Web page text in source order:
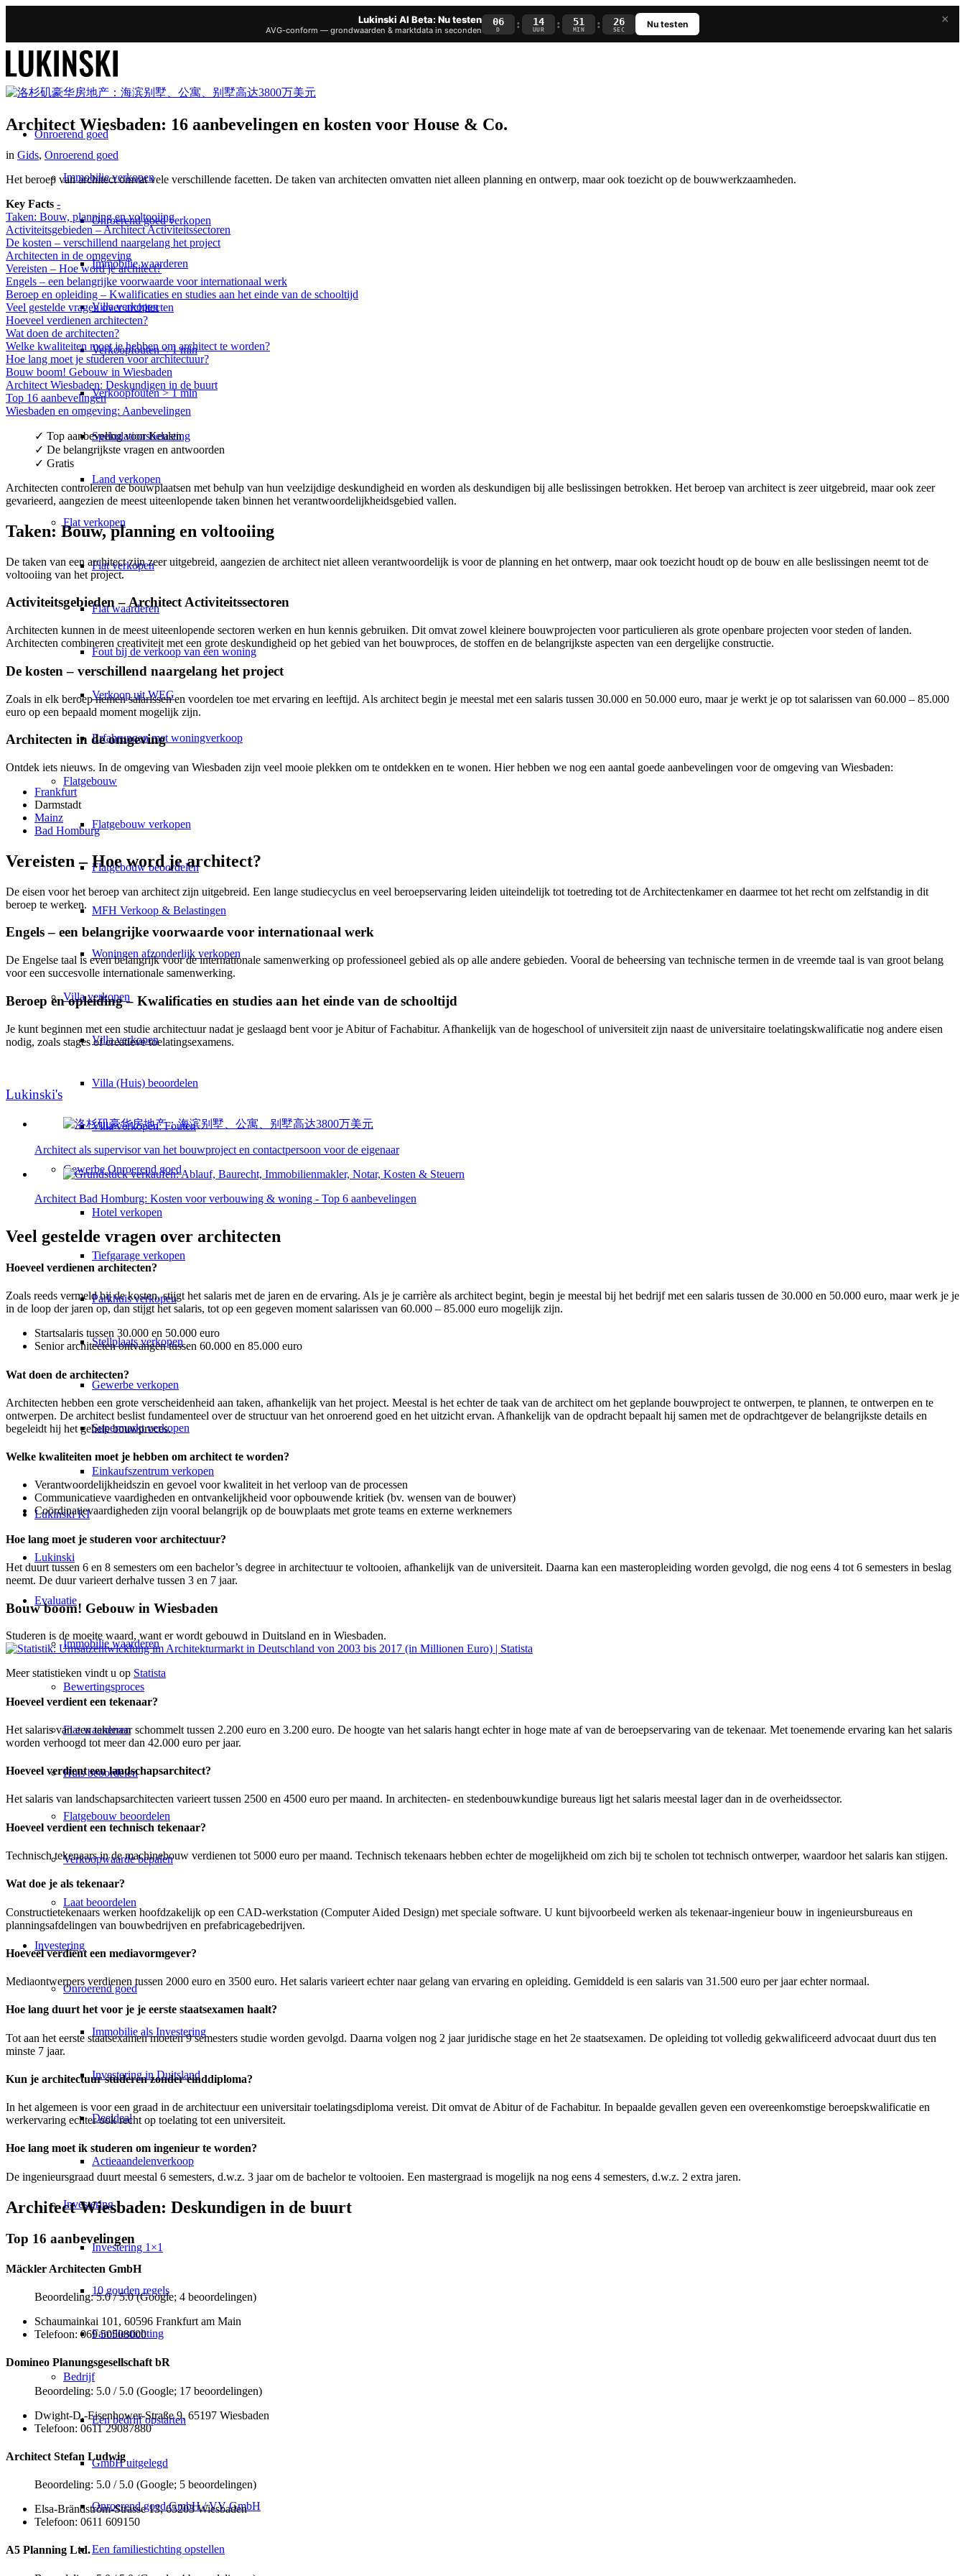
×
Lukinski AI Beta: Nu testen
AVG-conform — grondwaarden & marktdata in seconden
06
D : 14
UUR : 51
MIN : 25
SEC Nu testen
Onroerend goed
Immobilie verkopen
Onroerend goed verkopen
Immobilie waarderen
Villa verkopen
Verkoopfouten < 1 mln
Verkoopfouten > 1 mln
Spekulationsbelasting
Land verkopen
Flat verkopen
Flat verkopen
Flat waarderen
Fout bij de verkoop van een woning
Verkoop uit WEG
Erfahrungen met woningverkoop
Flatgebouw
Flatgebouw verkopen
Flatgebouw beoordelen
MFH Verkoop & Belastingen
Woningen afzonderlijk verkopen
Villaverkopen
Villa verkopen
Villa (Huis) beoordelen
Villa verkopen: Fouten
Gewerbe Onroerend goed
Hotel verkopen
Tiefgarage verkopen
Parkhuis verkopen
Stellplaats verkopen
Gewerbe verkopen
Supermarkt verkopen
Einkaufszentrum verkopen
Lukinski KI
Lukinski
Evaluatie
Immobilie waarderen
Bewertingsproces
Flat waarderen
Huis beoordelen
Flatgebouw beoordelen
Verkoopwaarde bepalen
Laat beoordelen
Investering
Onroerend goed
Immobilie als Investering
Investering in Duitsland
Deeldeal
Actieaandelenverkoop
Investering
Investering 1×1
10 gouden regels
Familiestichting
Bedrijf
Een bedrijf opstarten
GmbH uitgelegd
Onroerend goed GmbH / VV GmbH
Een familiestichting opstellen
Architect Wiesbaden: 16 aanbevelingen en kosten voor House & Co.
in Gids, Onroerend goed
Het beroep van architect omvat vele verschillende facetten. De taken van architecten omvatten niet alleen planning en ontwerp, maar ook toezicht op de bouwwerkzaamheden.
Key Facts -
Taken: Bouw, planning en voltooiing
Activiteitsgebieden – Architect Activiteitssectoren
De kosten – verschillend naargelang het project
Architecten in de omgeving
Vereisten – Hoe word je architect?
Engels – een belangrijke voorwaarde voor internationaal werk
Beroep en opleiding – Kwalificaties en studies aan het einde van de schooltijd
Veel gestelde vragen over architecten
Hoeveel verdienen architecten?
Wat doen de architecten?
Welke kwaliteiten moet je hebben om architect te worden?
Hoe lang moet je studeren voor architectuur?
Bouw boom! Gebouw in Wiesbaden
Architect Wiesbaden: Deskundigen in de buurt
Top 16 aanbevelingen
Wiesbaden en omgeving: Aanbevelingen
✓ Top aanbeveling voor Keulen
✓ De belangrijkste vragen en antwoorden
✓ Gratis
Architecten controleren de bouwplaatsen met behulp van hun veelzijdige deskundigheid en worden als deskundigen bij alle beslissingen betrokken. Het beroep van architect is zeer uitgebreid, maar ook zeer
gevarieerd, aangezien de meest uiteenlopende taken binnen het verantwoordelijkheidsgebied vallen.
Taken: Bouw, planning en voltooiing
De taken van een architect zijn zeer uitgebreid, aangezien de architect niet alleen verantwoordelijk is voor de planning en het ontwerp, maar ook toezicht houdt op de bouw en alle beslissingen neemt tot de
voltooiing van het project.
Activiteitsgebieden – Architect Activiteitssectoren
Architecten kunnen in de meest uiteenlopende sectoren werken en hun kennis gebruiken. Dit omvat zowel kleinere bouwprojecten voor particulieren als grote openbare projecten voor steden of landen.
Architecten combineren creativiteit met een grote deskundigheid op het gebied van het bouwproces, de stoffen en de belangrijkste aspecten van een dergelijke constructie.
De kosten – verschillend naargelang het project
Zoals in elk beroep nemen salarissen en voordelen toe met ervaring en leeftijd. Als architect begin je meestal met een salaris tussen 30.000 en 50.000 euro, maar je werkt je op tot salarissen van 60.000 – 85.000
euro op een bepaald moment mogelijk zijn.
Architecten in de omgeving
Ontdek iets nieuws. In de omgeving van Wiesbaden zijn veel mooie plekken om te ontdekken en te wonen. Hier hebben we nog een aantal goede aanbevelingen voor de omgeving van Wiesbaden:
Frankfurt
Darmstadt
Mainz
Bad Homburg
Vereisten – Hoe word je architect?
De eisen voor het beroep van architect zijn uitgebreid. Een lange studiecyclus en veel beroepservaring leiden uiteindelijk tot toetreding tot de Architectenkamer en daarmee tot het recht om zelfstandig in dit
beroep te werken.
Engels – een belangrijke voorwaarde voor internationaal werk
De Engelse taal is even belangrijk voor de internationale samenwerking op professioneel gebied als op alle andere gebieden. Vooral de beheersing van technische termen in de vreemde taal is van groot belang
voor een succesvolle internationale samenwerking.
Beroep en opleiding – Kwalificaties en studies aan het einde van de schooltijd
Je kunt beginnen met een studie architectuur nadat je geslaagd bent voor je Abitur of Fachabitur. Afhankelijk van de hogeschool of universiteit zijn naast de universitaire toelatingskwalificatie nog andere eisen
nodig, zoals stages of creatieve toelatingsexamens.
Lukinski's
Architect als supervisor van het bouwproject en contactpersoon voor de eigenaar
Architect Bad Homburg: Kosten voor verbouwing & woning - Top 6 aanbevelingen
Veel gestelde vragen over architecten
Hoeveel verdienen architecten?
Zoals reeds vermeld bij de kosten, stijgt het salaris met de jaren en de ervaring. Als je je carrière als architect begint, begin je meestal bij het bedrijf met een salaris tussen de 30.000 en 50.000 euro, maar werk je je
in de loop der jaren op, dan stijgt het salaris, tot op een gegeven moment salarissen van 60.000 – 85.000 euro mogelijk zijn.
Startsalaris tussen 30.000 en 50.000 euro
Senior architecten ontvangen tussen 60.000 en 85.000 euro
Wat doen de architecten?
Architecten hebben een grote verscheidenheid aan taken, afhankelijk van het project. Meestal is het echter de taak van de architect om het geplande bouwproject te ontwerpen, te plannen, te ontwerpen en te
ontwerpen. De architect beslist fundamenteel over de structuur van het onroerend goed en het uitzicht ervan. Afhankelijk van de opdracht bepaalt hij samen met de opdrachtgever de belangrijkste details en
begeleidt hij het gehele bouwproces.
Welke kwaliteiten moet je hebben om architect te worden?
Verantwoordelijkheidszin en gevoel voor kwaliteit in het verloop van de processen
Communicatieve vaardigheden en ontvankelijkheid voor opbouwende kritiek (bv. wensen van de bouwer)
Coördinatievaardigheden zijn vooral belangrijk op de bouwplaats met grote teams en externe werknemers
Hoe lang moet je studeren voor architectuur?
Het duurt tussen 6 en 8 semesters om een bachelor’s degree in architectuur te voltooien, afhankelijk van de universiteit. Daarna kan een masteropleiding worden gevolgd, die nog eens 4 tot 6 semesters in beslag
neemt. De duur varieert derhalve tussen 3 en 7 jaar.
Bouw boom! Gebouw in Wiesbaden
Studeren is de moeite waard, want er wordt gebouwd in Duitsland en in Wiesbaden.
Meer statistieken vindt u op Statista
Hoeveel verdient een tekenaar?
Het salaris van een tekenaar schommelt tussen 2.200 euro en 3.200 euro. De hoogte van het salaris hangt echter in hoge mate af van de beroepservaring van de tekenaar. Met toenemende ervaring kan het salaris
worden verhoogd tot meer dan 42.000 euro per jaar.
Hoeveel verdient een landschapsarchitect?
Het salaris van landschapsarchitecten varieert tussen 2500 en 4500 euro per maand. In architecten- en stedenbouwkundige bureaus ligt het salaris meestal lager dan in de overheidssector.
Hoeveel verdient een technisch tekenaar?
Technisch tekenaars in de machinebouw verdienen tot 5000 euro per maand. Technisch tekenaars hebben echter de mogelijkheid om zich bij te scholen tot technisch ontwerper, waardoor het salaris kan stijgen.
Wat doe je als tekenaar?
Constructietekenaars werken hoofdzakelijk op een CAD-werkstation (Computer Aided Design) met speciale software. U kunt bijvoorbeeld werken als tekenaar-ingenieur bouw in ingenieursbureaus en
planningsafdelingen van bouwbedrijven en prefabricagebedrijven.
Hoeveel verdient een mediavormgever?
Mediaontwerpers verdienen tussen 2000 euro en 3500 euro. Het salaris varieert echter naar gelang van ervaring en opleiding. Gemiddeld is een salaris van 31.500 euro per jaar echter normaal.
Hoe lang duurt het voor je je eerste staatsexamen haalt?
Tot aan het eerste staatsexamen moeten 9 semesters studie worden gevolgd. Daarna volgen nog 2 jaar juridische stage en het 2e staatsexamen. De opleiding tot volledig gekwalificeerd advocaat duurt dus ten
minste 7 jaar.
Kun je architectuur studeren zonder einddiploma?
In het algemeen is voor een graad in de architectuur een universitair toelatingsdiploma vereist. Dit omvat de Abitur of de Fachabitur. In bepaalde gevallen geven een overeenkomstige beroepskwalificatie en
werkervaring echter ook recht op toelating tot een universiteit.
Hoe lang moet ik studeren om ingenieur te worden?
De ingenieursgraad duurt meestal 6 semesters, d.w.z. 3 jaar om de bachelor te voltooien. Een mastergraad is mogelijk na nog eens 4 semesters, d.w.z. 2 extra jaren.
Architect Wiesbaden: Deskundigen in de buurt
Top 16 aanbevelingen
Mäckler Architecten GmbH
Beoordeling: 5.0 / 5.0 (Google; 4 beoordelingen)
Schaumainkai 101, 60596 Frankfurt am Main
Telefoon: 069 50508000
Domineo Planungsgesellschaft bR
Beoordeling: 5.0 / 5.0 (Google; 17 beoordelingen)
Dwight-D.-Eisenhower-Straße 9, 65197 Wiesbaden
Telefoon: 0611 29087880
Architect Stefan Ludwig
Beoordeling: 5.0 / 5.0 (Google; 5 beoordelingen)
Elsa-Brändström-Strasse 13, 65203 Wiesbaden
Telefoon: 0611 609150
A5 Planning Ltd.